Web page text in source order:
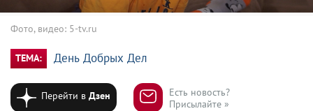
Фото, видео: 5-tv.ru
ТЕМА: День Добрых Дел
Перейти вДзен
Есть новость?
Присылайте »